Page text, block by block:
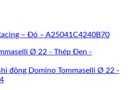
– Đỏ – A25041C4240B70